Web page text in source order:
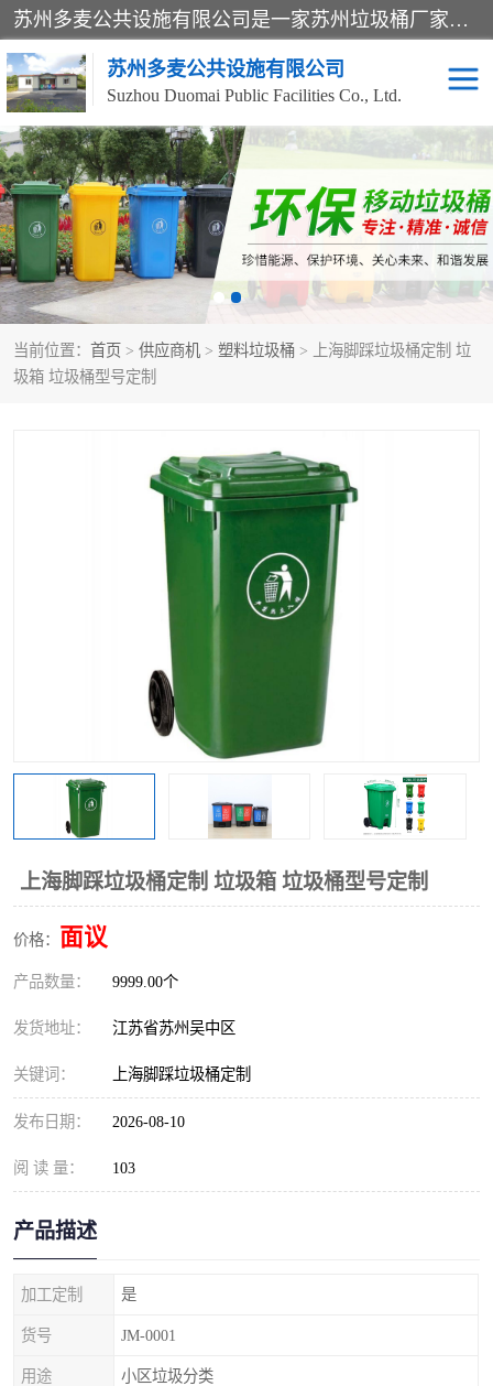
苏州多麦公共设施有限公司是一家苏州垃圾桶厂家，主营：塑料垃圾桶、分类果皮箱、户外园林椅、保安岗亭等产品厂家。全国统一热线电话：17105580222。公司组建完善的团队。设计人员，能根据客户要求，提供适合的设计方案，来满足客户的需求。
苏州多麦公共设施有限公司
Suzhou Duomai Public Facilities Co., Ltd.
当前位置： 首页 > 供应商机 > 塑料垃圾桶 > 上海脚踩垃圾桶定制 垃
圾箱 垃圾桶型号定制
上海脚踩垃圾桶定制 垃圾箱 垃圾桶型号定制
价格： 面议
产品数量： 9999.00个
发货地址： 江苏省苏州吴中区
关键词： 上海脚踩垃圾桶定制
发布日期： 2026-08-10
阅 读 量： 103
产品描述
加工定制 是
货号 JM-0001
用途 小区垃圾分类
办公室脚踩垃圾桶 保安岗亭
分类果皮箱 公园椅
垃圾分类房 塑料垃圾桶
防疫岗亭 吸烟岗亭